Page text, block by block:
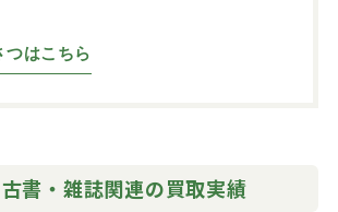
つはこちら
書・雑誌関連の買取実績